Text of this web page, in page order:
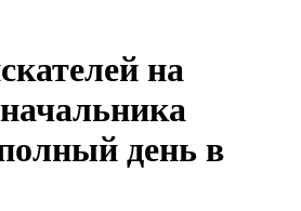
на
день в